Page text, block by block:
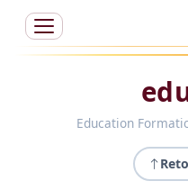
Education